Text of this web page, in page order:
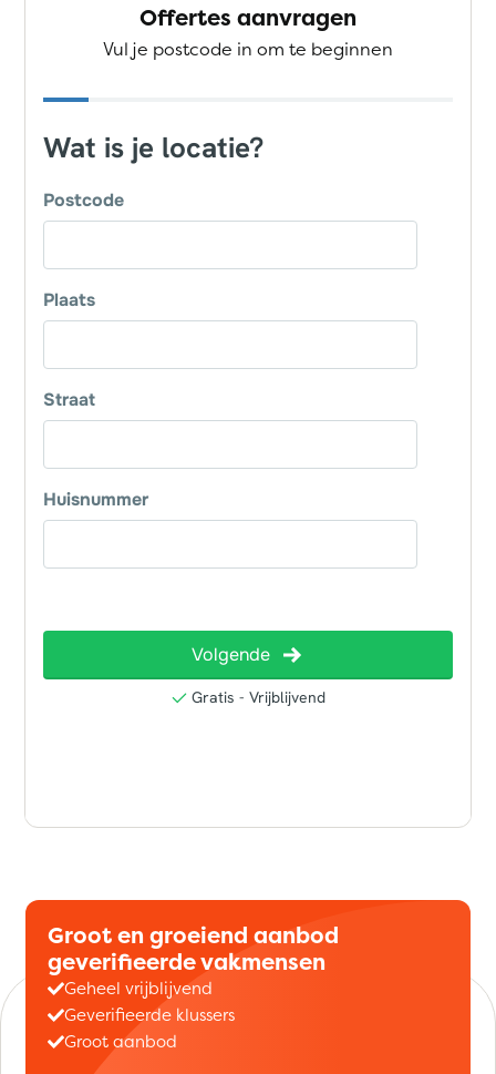
Offertes aanvragen
Vul je postcode in om te beginnen
Groot en groeiend aanbod
geverifieerde vakmensen
Geheel vrijblijvend
Geverifieerde klussers
Groot aanbod